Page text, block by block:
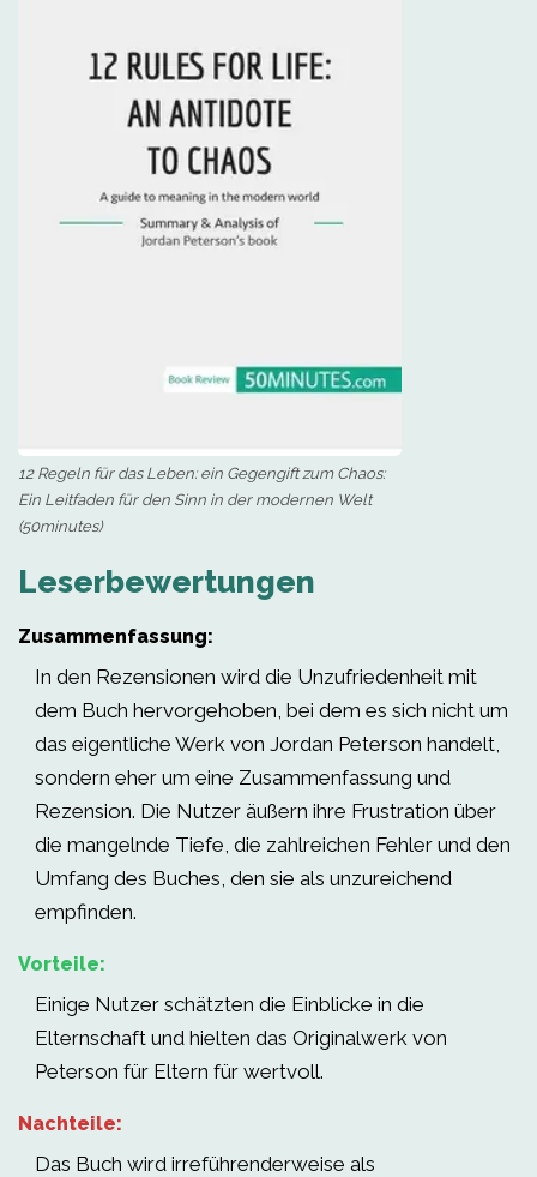
12 Regeln für das Leben: ein Gegengift zum Chaos:
Ein Leitfaden für den Sinn in der modernen Welt
(50minutes)
Leserbewertungen
Zusammenfassung:
In den Rezensionen wird die Unzufriedenheit mit
dem Buch hervorgehoben, bei dem es sich nicht um
das eigentliche Werk von Jordan Peterson handelt,
sondern eher um eine Zusammenfassung und
Rezension. Die Nutzer äußern ihre Frustration über
die mangelnde Tiefe, die zahlreichen Fehler und den
Umfang des Buches, den sie als unzureichend
empfinden.
Vorteile:
Einige Nutzer schätzten die Einblicke in die
Elternschaft und hielten das Originalwerk von
Peterson für Eltern für wertvoll.
Nachteile:
Das Buch wird irreführenderweise als